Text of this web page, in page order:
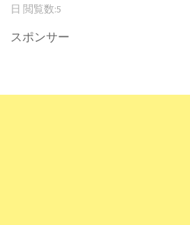
日 閲覧数:5
スポンサー